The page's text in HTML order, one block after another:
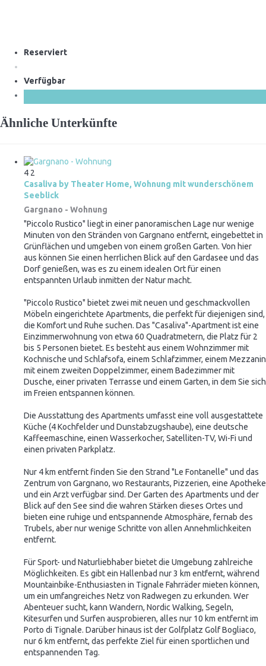
Reserviert
Verfügbar
Ähnliche Unterkünfte
4 2
Casaliva by Theater Home, Wohnung mit wunderschönem
Seeblick
Gargnano - Wohnung
"Piccolo Rustico" liegt in einer panoramischen Lage nur wenige
Minuten von den Stränden von Gargnano entfernt, eingebettet in
Grünflächen und umgeben von einem großen Garten. Von hier
aus können Sie einen herrlichen Blick auf den Gardasee und das
Dorf genießen, was es zu einem idealen Ort für einen
entspannten Urlaub inmitten der Natur macht.
"Piccolo Rustico" bietet zwei mit neuen und geschmackvollen
Möbeln eingerichtete Apartments, die perfekt für diejenigen sind,
die Komfort und Ruhe suchen. Das "Casaliva"-Apartment ist eine
Einzimmerwohnung von etwa 60 Quadratmetern, die Platz für 2
bis 5 Personen bietet. Es besteht aus einem Wohnzimmer mit
Kochnische und Schlafsofa, einem Schlafzimmer, einem Mezzanin
mit einem zweiten Doppelzimmer, einem Badezimmer mit
Dusche, einer privaten Terrasse und einem Garten, in dem Sie sich
im Freien entspannen können.
Die Ausstattung des Apartments umfasst eine voll ausgestattete
Küche (4 Kochfelder und Dunstabzugshaube), eine deutsche
Kaffeemaschine, einen Wasserkocher, Satelliten-TV, Wi-Fi und
einen privaten Parkplatz.
Nur 4 km entfernt finden Sie den Strand "Le Fontanelle" und das
Zentrum von Gargnano, wo Restaurants, Pizzerien, eine Apotheke
und ein Arzt verfügbar sind. Der Garten des Apartments und der
Blick auf den See sind die wahren Stärken dieses Ortes und
bieten eine ruhige und entspannende Atmosphäre, fernab des
Trubels, aber nur wenige Schritte von allen Annehmlichkeiten
entfernt.
Für Sport- und Naturliebhaber bietet die Umgebung zahlreiche
Möglichkeiten. Es gibt ein Hallenbad nur 3 km entfernt, während
Mountainbike-Enthusiasten in Tignale Fahrräder mieten können,
um ein umfangreiches Netz von Radwegen zu erkunden. Wer
Abenteuer sucht, kann Wandern, Nordic Walking, Segeln,
Kitesurfen und Surfen ausprobieren, alles nur 10 km entfernt im
Porto di Tignale. Darüber hinaus ist der Golfplatz Golf Bogliaco,
nur 6 km entfernt, das perfekte Ziel für einen sportlichen und
entspannenden Tag.